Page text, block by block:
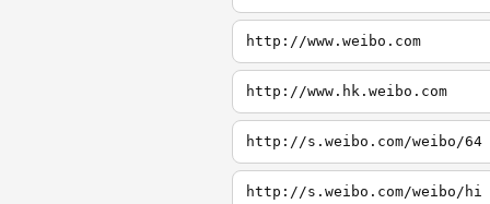
http://www.weibo.com
http://www.hk.weibo.com
http://s.weibo.com/weibo/64
http://s.weibo.com/weibo/hi